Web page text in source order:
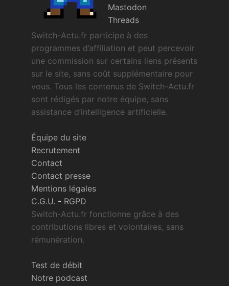
Mastodon
Threads
Switch-Actu.fr participe à des
programmes d’affiliation et peut percevoir
une commission sur certains liens présents
sur le site, sans coût supplémentaire pour
vous. Tous les contenus de Switch-Actu.fr
sont rédigés par notre équipe, sans
assistance d’intelligence artificielle.
Équipe du site
Recrutement
Contact
Contact presse
Mentions légales
C.G.U. - RGPD
Switch-Actu.fr fonctionne grâce à des
contributions libres et volontaires, sans
rémunération.
Test de débit
Notre podcast